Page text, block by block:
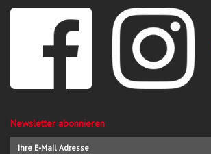
Newsletter abonnieren